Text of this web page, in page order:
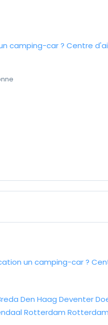
camping-car ? Centre
un camping-car ?
Den Haag Deventer
Rotterdam Rotterdam